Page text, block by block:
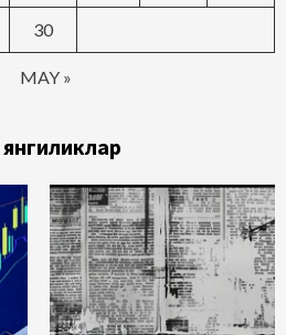
MAY »
30